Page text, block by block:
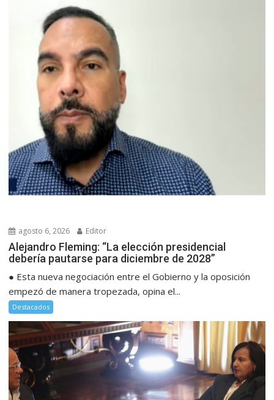
agosto 6, 2026 Editor
Alejandro Fleming: “La elección presidencial
debería pautarse para diciembre de 2028”
● Esta nueva negociación entre el Gobierno y la oposición
empezó de manera tropezada, opina el...
Destacados